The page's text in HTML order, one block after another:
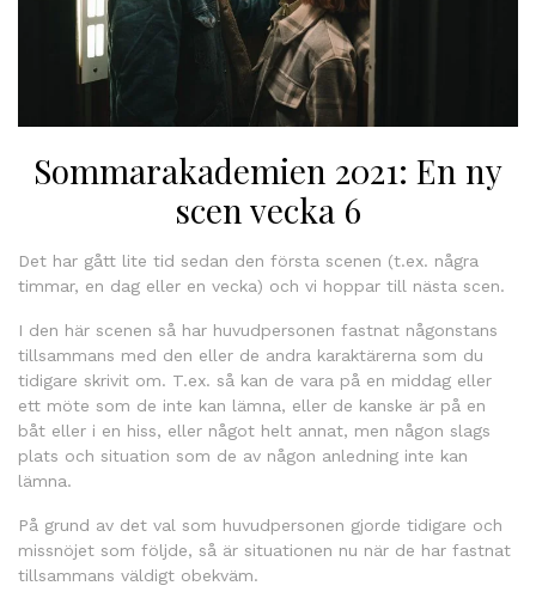
Sommarakademien 2021: En ny
scen vecka 6
Det har gått lite tid sedan den första scenen (t.ex. några
timmar, en dag eller en vecka) och vi hoppar till nästa scen.
I den här scenen så har huvudpersonen fastnat någonstans
tillsammans med den eller de andra karaktärerna som du
tidigare skrivit om. T.ex. så kan de vara på en middag eller
ett möte som de inte kan lämna, eller de kanske är på en
båt eller i en hiss, eller något helt annat, men någon slags
plats och situation som de av någon anledning inte kan
lämna.
På grund av det val som huvudpersonen gjorde tidigare och
missnöjet som följde, så är situationen nu när de har fastnat
tillsammans väldigt obekväm.